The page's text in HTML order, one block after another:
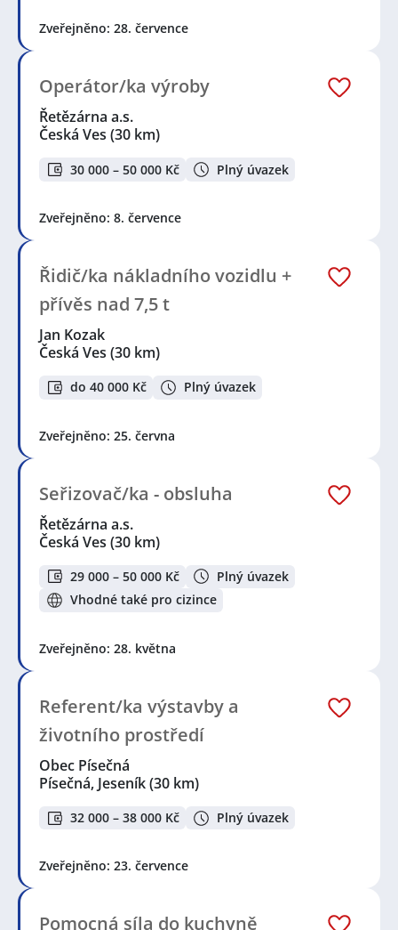
Zveřejněno: 28. července
Operátor/ka výroby
Řetězárna a.s.
Česká Ves (30 km)
30 000 – 50 000 Kč Plný úvazek
Zveřejněno: 8. července
Řidič/ka nákladního vozidlu +
přívěs nad 7,5 t
Jan Kozak
Česká Ves (30 km)
do 40 000 Kč Plný úvazek
Zveřejněno: 25. června
Seřizovač/ka - obsluha
Řetězárna a.s.
Česká Ves (30 km)
29 000 – 50 000 Kč
Plný úvazek
Vhodné také pro cizince
Zveřejněno: 28. května
Referent/ka výstavby a
životního prostředí
Obec Písečná
Písečná, Jeseník(30 km)
32 000 – 38 000 Kč Plný úvazek
Zveřejněno: 23. července
Pomocná síla do kuchyně